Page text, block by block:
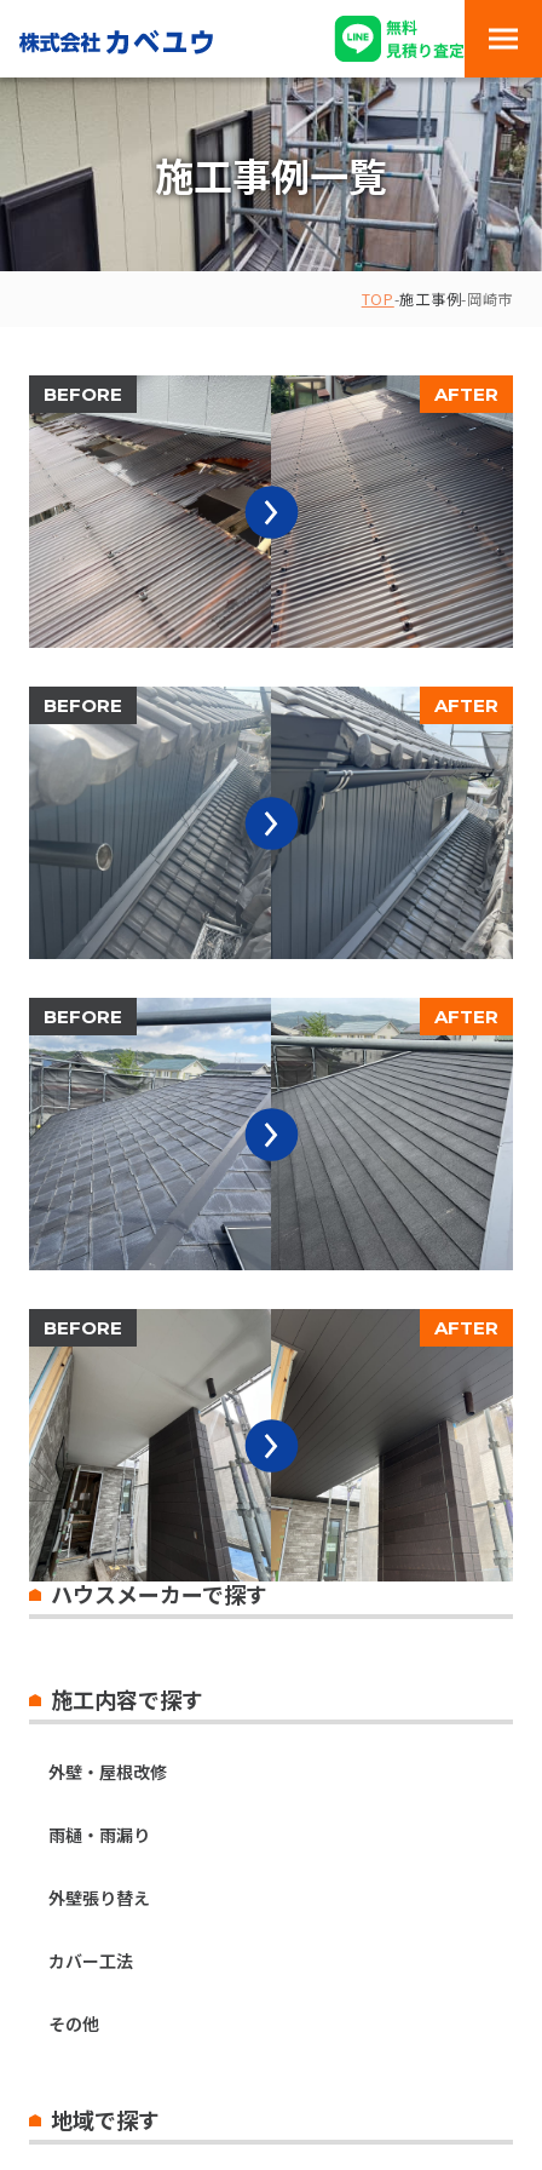
施工事例一覧
TOP-施工事例-岡崎市
ハウスメーカーで探す
施工内容で探す
外壁・屋根改修
雨樋・雨漏り
外壁張り替え
カバー工法
その他
地域で探す